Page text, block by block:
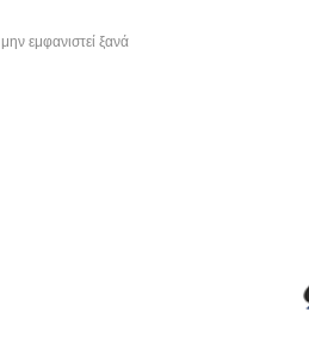
εμφανιστεί ξανά